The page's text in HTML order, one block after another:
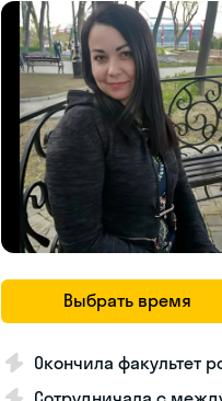
Выбрать время
Окончила факультет